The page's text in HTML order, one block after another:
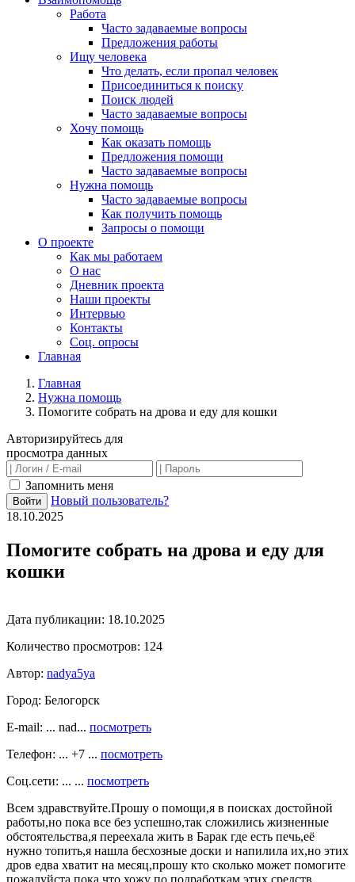
Работа
Часто задаваемые вопросы
Предложения работы
Ищу человека
Что делать, если пропал человек
Присоединиться к поиску
Поиск людей
Часто задаваемые вопросы
Хочу помощь
Как оказать помощь
Предложения помощи
Часто задаваемые вопросы
Нужна помощь
Часто задаваемые вопросы
Как получить помощь
Запросы о помощи
О проекте
Как мы работаем
О нас
Дневник проекта
Наши проекты
Интервью
Контакты
Соц. опросы
Главная
Главная
Нужна помощь
Помогите собрать на дрова и еду для кошки
Авторизируйтесь для
просмотра данных
Запомнить меня
Войти
Новый пользователь?
18.10.2025
Помогите собрать на дрова и еду для
кошки
Дата публикации: 18.10.2025
Количество просмотров: 124
Автор: nadya5ya
Город: Белогорск
E-mail: ... nad... посмотреть
Телефон: ... +7 ... посмотреть
Соц.сети: ... ... посмотреть
Всем здравствуйте.Прошу о помощи,я в поисках достойной
работы,но пока все без успешно,так сложились жизненные
обстоятельства,я переехала жить в Барак где есть печь,её
нужно топить,я нашла бесхозные доски и напилила их,но этих
дров едва хватит на месяц,прошу кто сколько может помогите
пожалуйста,пока что хожу по подработкам,этих средств